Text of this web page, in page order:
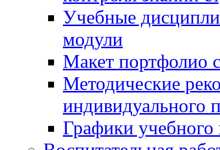
Учебные
модули
Макет портфолио
Методические
индивидуального
Графики учебного